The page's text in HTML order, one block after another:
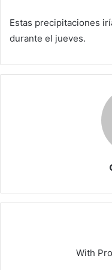
Estas precipitaciones
durante el jueves.
With